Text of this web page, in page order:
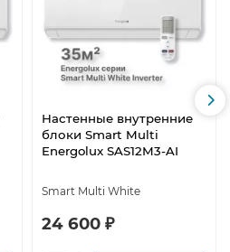
Настенные внутренние
блоки Smart Multi
Energolux SAS12M3-AI
Smart Multi White
24 600 ₽